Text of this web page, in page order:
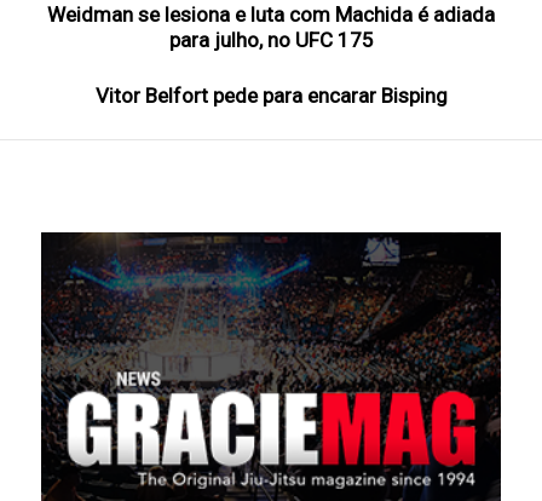
Weidman se lesiona e luta com Machida é adiada
para julho, no UFC 175
Vitor Belfort pede para encarar Bisping